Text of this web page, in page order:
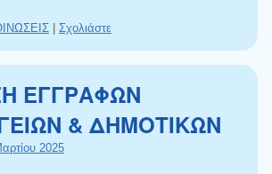
Σχολιάστε
ΕΓΓΡΑΦΩΝ
& ΔΗΜΟΤΙΚΩΝ
2025